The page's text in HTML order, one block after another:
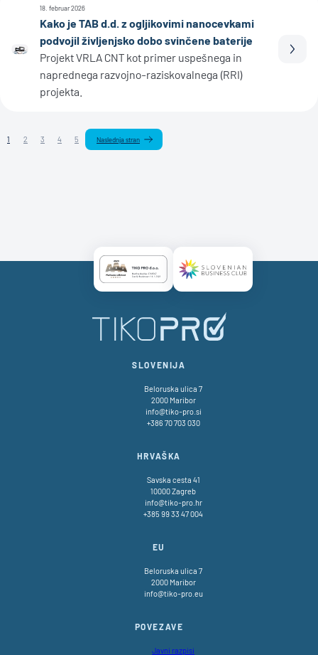
18. februar 2026
Kako je TAB d.d. z ogljikovimi nanocevkami
podvojil življenjsko dobo svinčene baterije
Projekt VRLA CNT kot primer uspešnega in
naprednega razvojno-raziskovalnega (RRI)
projekta.
1 2 3 4 5 Naslednja stran
Certificate AAA LogoCertificate SBC Logo
SLOVENIJA
Beloruska ulica 7
2000 Maribor
info@tiko-pro.si
+386 70 703 030
HRVAŠKA
Savska cesta 41
10000 Zagreb
info@tiko-pro.hr
+385 99 33 47 004
EU
Beloruska ulica 7
2000 Maribor
info@tiko-pro.eu
POVEZAVE
Javni razpisi